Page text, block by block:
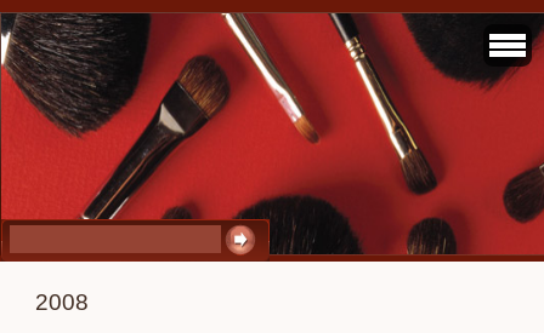
2008